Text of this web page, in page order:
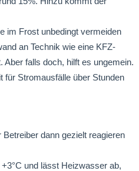
im Frost unbedingt vermeiden
an Technik wie eine KFZ-
falls doch, hilft es ungemein.
für Stromausfälle über Stunden
dann gezielt reagieren
und lässt Heizwasser ab,